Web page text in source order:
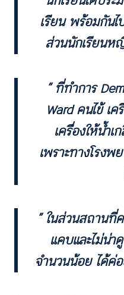
เรียน พร้อมกัน
ส่วนนักเรียนห
“ ที่ทำการ
Ward คนไข้ เ
เครื่องให้น้ำ
เพราะทางโรงพ
“ ในส่วนสถาน
แคบและไม่น่
จำนวนน้อย ได้ค่